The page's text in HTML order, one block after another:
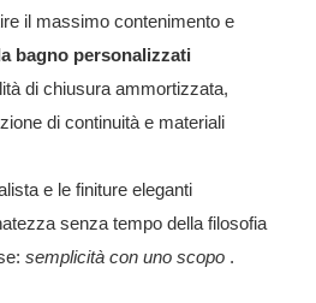
il massimo contenimento e
bagno personalizzati
di chiusura ammortizzata,
di continuità e materiali
e le finiture eleganti
senza tempo della filosofia
semplicità con uno scopo .